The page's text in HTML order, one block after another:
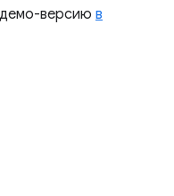
демо-версию в